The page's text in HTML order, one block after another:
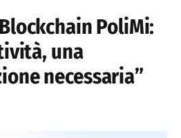
PoliMi:
una
necessaria”